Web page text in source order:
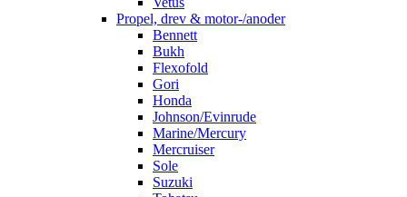
Propel, drev & motor-/anoder
Bennett
Bukh
Flexofold
Gori
Honda
Johnson/Evinrude
Marine/Mercury
Mercruiser
Sole
Suzuki